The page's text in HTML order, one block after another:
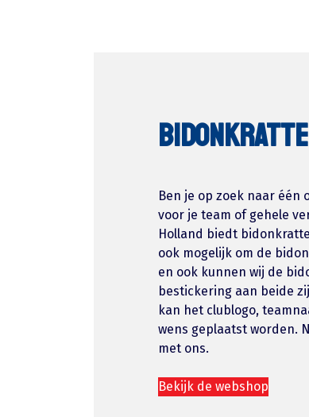
Ben je op zoek naar
voor je team of gehele
Holland biedt
ook mogelijk om de
en ook kunnen wij de
bestickering aan beide
kan het clublogo,
wens geplaatst worden.
met ons.
Bekijk de webshop